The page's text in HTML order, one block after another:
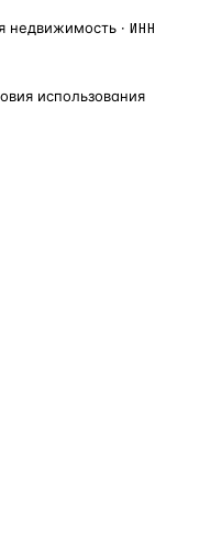
· ИНН
использования